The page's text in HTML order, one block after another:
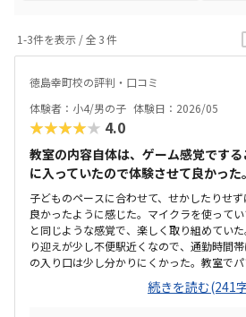
1-3件を表示 / 全 3件
徳島幸町校の評判・口コミ
体験者：小4/男の子 体験日：2026/05
★★★★★ 4.0
教室の内容自体は、ゲーム感覚です
に入っていたので体験させて良かった。
子どものペースに合わせて、せかしたりせ
良かったように感じた。マイクラを使って
と同じような感覚で、楽しく取り組めてい
り迎えが少し不便駅近くなので、通勤時間
の入り口は少し分かりにくかった。教室で
は、助かる。最初に入会費がかかるので、
のことを考えると通わせるか少し躊躇する
続きを読む(241